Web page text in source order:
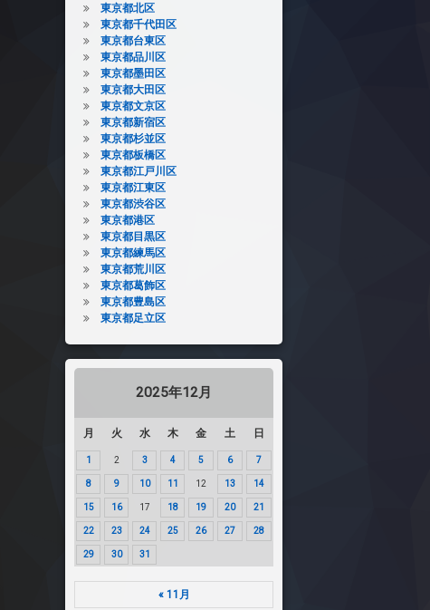
東京都北区
東京都千代田区
東京都台東区
東京都品川区
東京都墨田区
東京都大田区
東京都文京区
東京都新宿区
東京都杉並区
東京都板橋区
東京都江戸川区
東京都江東区
東京都渋谷区
東京都港区
東京都目黒区
東京都練馬区
東京都荒川区
東京都葛飾区
東京都豊島区
東京都足立区
2025年12月
月 火 水 木 金 土 日
1 2 3 4 5 6 7
8 9 10 11 12 13 14
15 16 17 18 19 20 21
22 23 24 25 26 27 28
29 30 31
« 11月